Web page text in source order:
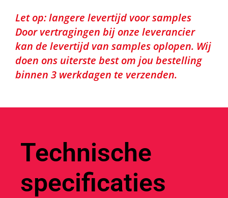
Let op: langere levertijd voor samples
Door vertragingen bij onze leverancier
kan de levertijd van samples oplopen. Wij
doen ons uiterste best om jou bestelling
binnen 3 werkdagen te verzenden.
Technische
specificaties